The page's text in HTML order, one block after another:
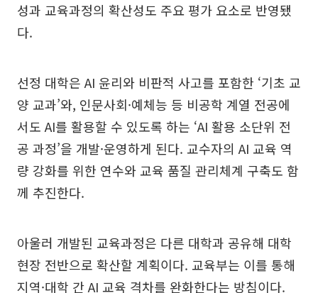
성과 교육과정의 확산성도 주요 평가 요소로 반영됐
다.
선정 대학은 AI 윤리와 비판적 사고를 포함한 ‘기초 교
양 교과’와, 인문사회·예체능 등 비공학 계열 전공에
서도 AI를 활용할 수 있도록 하는 ‘AI 활용 소단위 전
공 과정’을 개발·운영하게 된다. 교수자의 AI 교육 역
량 강화를 위한 연수와 교육 품질 관리체계 구축도 함
께 추진한다.
아울러 개발된 교육과정은 다른 대학과 공유해 대학
현장 전반으로 확산할 계획이다. 교육부는 이를 통해
지역·대학 간 AI 교육 격차를 완화한다는 방침이다.